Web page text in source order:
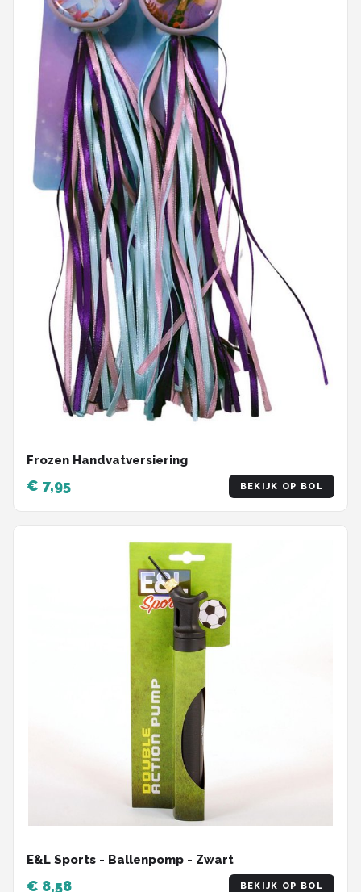
Frozen Handvatversiering
€ 7,95 BEKIJK OP BOL
E&L Sports - Ballenpomp - Zwart
€ 8,58 BEKIJK OP BOL